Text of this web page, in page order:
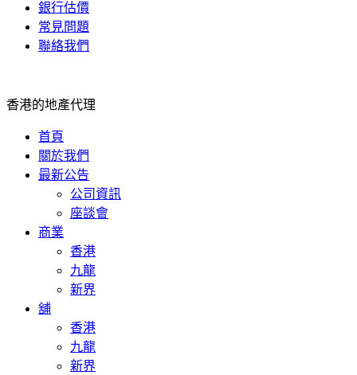
銀行估價
常見問題
聯絡我們
香港的地產代理
首頁
關於我們
最新公告
公司資訊
座談會
商業
香港
九龍
新界
舖
香港
九龍
新界